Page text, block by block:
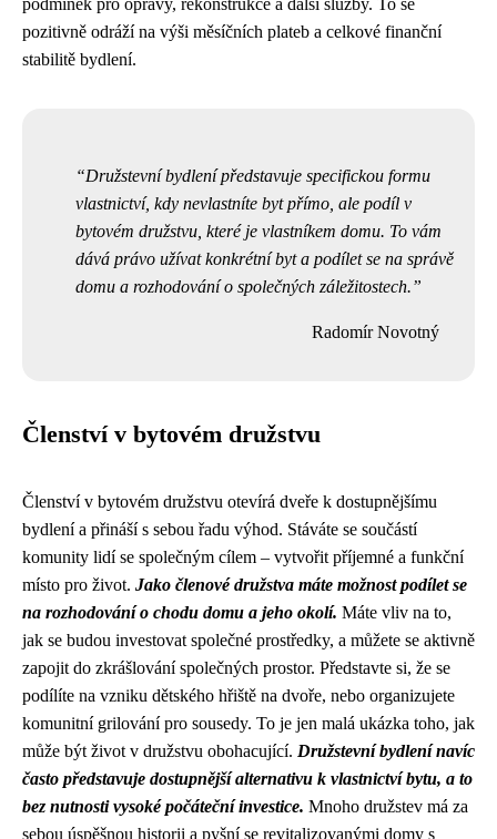
podmínek pro opravy, rekonstrukce a další služby. To se
pozitivně odráží na výši měsíčních plateb a celkové finanční
stabilitě bydlení.
Družstevní bydlení představuje specifickou formu
vlastnictví, kdy nevlastníte byt přímo, ale podíl v
bytovém družstvu, které je vlastníkem domu. To vám
dává právo užívat konkrétní byt a podílet se na správě
domu a rozhodování o společných záležitostech.
Radomír Novotný
Členství v bytovém družstvu
Členství v bytovém družstvu otevírá dveře k dostupnějšímu
bydlení a přináší s sebou řadu výhod. Stáváte se součástí
komunity lidí se společným cílem – vytvořit příjemné a funkční
místo pro život. Jako členové družstva máte možnost podílet se
na rozhodování o chodu domu a jeho okolí. Máte vliv na to,
jak se budou investovat společné prostředky, a můžete se aktivně
zapojit do zkrášlování společných prostor. Představte si, že se
podílíte na vzniku dětského hřiště na dvoře, nebo organizujete
komunitní grilování pro sousedy. To je jen malá ukázka toho, jak
může být život v družstvu obohacující. Družstevní bydlení navíc
často představuje dostupnější alternativu k vlastnictví bytu, a to
bez nutnosti vysoké počáteční investice. Mnoho družstev má za
sebou úspěšnou historii a pyšní se revitalizovanými domy s